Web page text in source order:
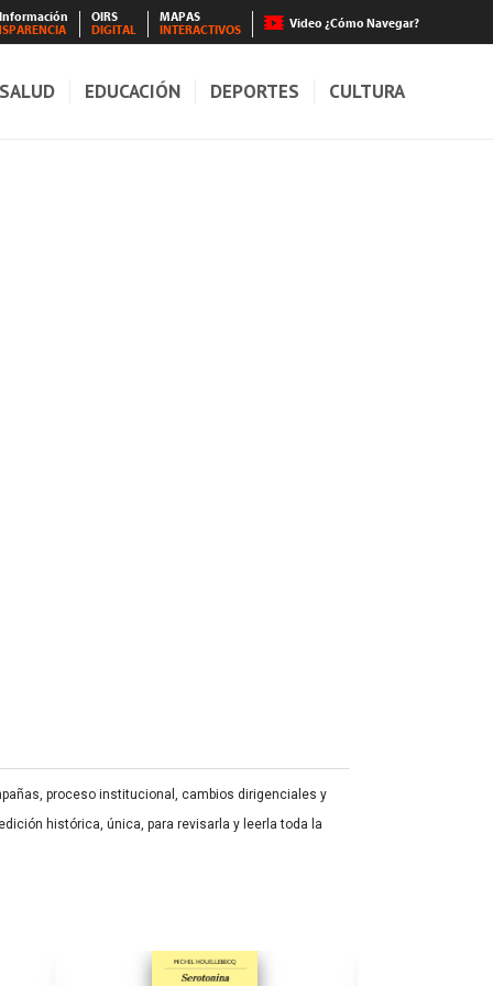
OIRS
DIGITAL
MAPAS
INTERACTIVOS
Video ¿Cómo Navegar?
SALUD EDUCACIÓN DEPORTES CULTURA
proceso institucional, cambios dirigenciales y
histórica, única, para revisarla y leerla toda la